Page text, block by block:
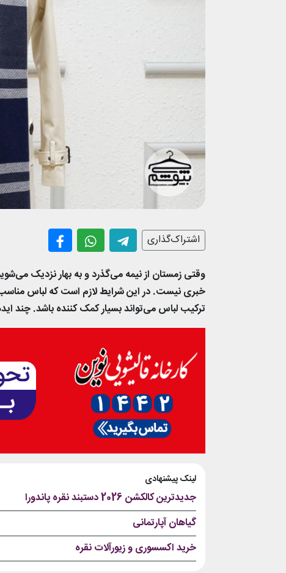
اشتراک‌گذاری
وقتی زمستان از نیمه می‌گذرد و به بهار نزدیک
خبری نیست. در این شرایط لازم است که لباس مناسب
ترکیب لباس می‌تواند بسیار کمک کننده باشد. چند
لینک پیشنهادی
جدیدترین کالکشن 2026 دستبند نقره پاندورا
گیاهان آپارتمانی
خرید اکسسوری و زیورآلات نقره